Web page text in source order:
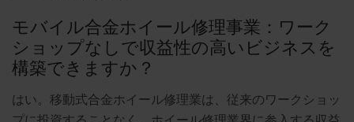
モバイル合金ホイール修理事業：ワーク
ショップなしで収益性の高いビジネスを
構築できますか？
はい。移動式合金ホイール修理業は、従来のワークショッ